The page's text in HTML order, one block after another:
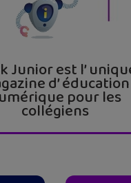
Junior est l’
d’ éducation
pour les
collégiens